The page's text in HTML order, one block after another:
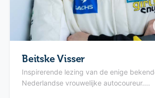
Beitske Visser
Inspirerende lezing van de enige
Nederlandse vrouwelijke autocoureur....